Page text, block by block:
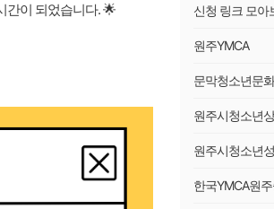
신청 링크 모아
원주YMCA
문막청소년문
원주시청소년
원주시청소년
한국YMCA원
간이 되었습니다. 🌟